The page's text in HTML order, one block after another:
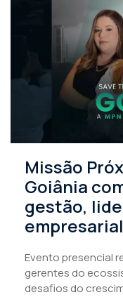
Missão
Goiânia
gestão,
empresarial
Evento presencial
gerentes do
desafios do